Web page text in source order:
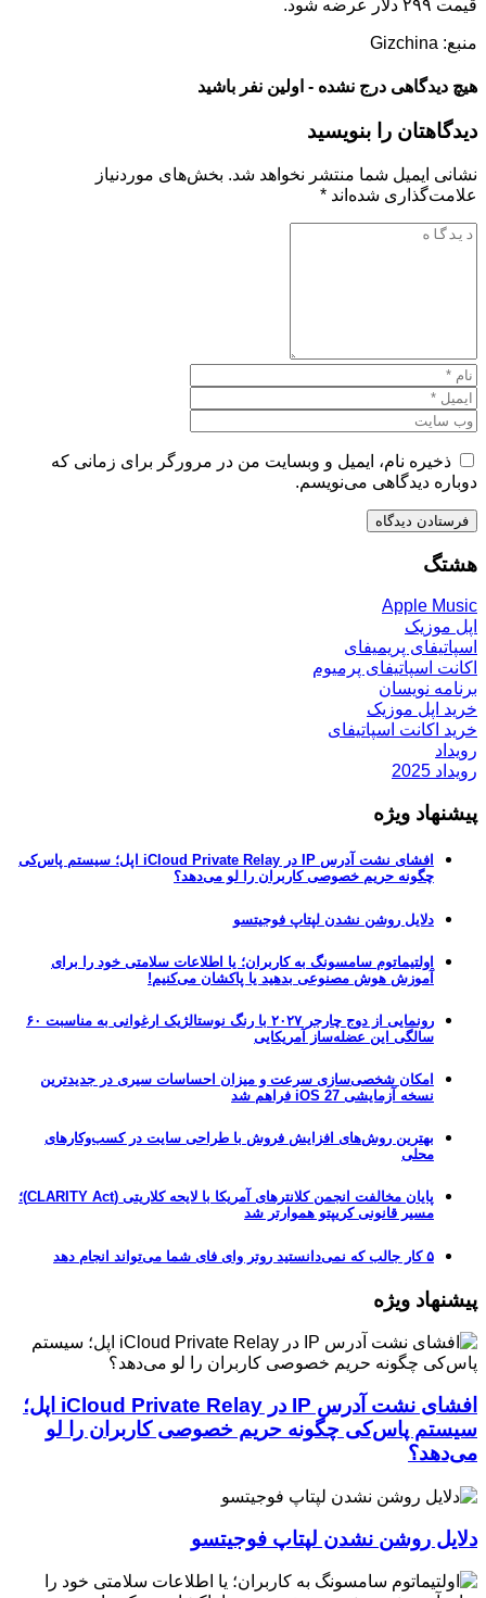
قیمت ۲۹۹ دلار عرضه شود.
منبع: Gizchina
هیچ دیدگاهی درج نشده - اولین نفر باشید
دیدگاهتان را بنویسید
نشانی ایمیل شما منتشر نخواهد شد. بخش‌های موردنیاز
علامت‌گذاری شده‌اند *
ذخیره نام، ایمیل و وبسایت من در مرورگر برای زمانی که
دوباره دیدگاهی می‌نویسم.
هشتگ
Apple Music
اپل موزیک
اسپاتیفای پریمیفای
اکانت اسپاتیفای پرمیوم
برنامه نویسان
خرید اپل موزیک
خرید اکانت اسپاتیفای
رویداد
رویداد 2025
پیشنهاد ویژه
افشای نشت آدرس IP در iCloud Private Relay اپل؛ سیستم پاس‌کی
چگونه حریم خصوصی کاربران را لو می‌دهد؟
دلایل روشن نشدن لپتاپ فوجیتسو
اولتیماتوم سامسونگ به کاربران؛ یا اطلاعات سلامتی خود را برای
آموزش هوش مصنوعی بدهید یا پاکشان می‌کنیم!
رونمایی از دوج چارجر ۲۰۲۷ با رنگ نوستالژیک ارغوانی به مناسبت ۶۰
سالگی این عضله‌ساز آمریکایی
امکان شخصی‌سازی سرعت و میزان احساسات سیری در جدیدترین
نسخه آزمایشی iOS 27 فراهم شد
بهترین روش‌های افزایش فروش با طراحی سایت در کسب‌وکارهای
محلی
پایان مخالفت انجمن کلانترهای آمریکا با لایحه کلاریتی (CLARITY Act)؛
مسیر قانونی کریپتو هموارتر شد
۵ کار جالب که نمی‌دانستید روتر وای فای شما می‌تواند انجام دهد
پیشنهاد ویژه
افشای نشت آدرس IP در iCloud Private Relay اپل؛
سیستم پاس‌کی چگونه حریم خصوصی کاربران را لو
می‌دهد؟
دلایل روشن نشدن لپتاپ فوجیتسو